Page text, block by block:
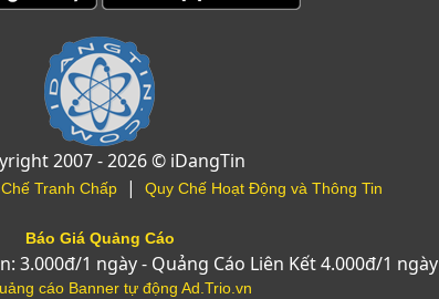
2007 - 2026 © iDangTin
Tranh Chấp | Quy Chế Hoạt Động và Thông Tin
Báo Giá Quảng Cáo
3.000đ/1 ngày - Quảng Cáo Liên Kết 4.000đ/1 ngày
cáo Banner tự động Ad.Trio.vn